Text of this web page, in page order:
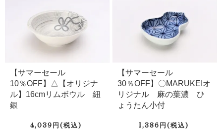
【サマーセール
10％OFF】△【オリジナ
ル】16cmリムボウル 紐
銀
4,039円(税込)
【サマーセール
30％OFF】〇MARUKEIオ
リジナル 麻の葉濃 ひ
ょうたん小付
1,386円(税込)